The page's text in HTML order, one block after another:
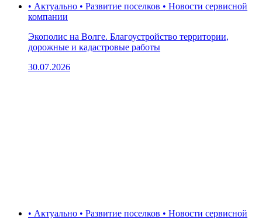
• Актуально • Развитие поселков • Новости сервисной
компании
Экополис на Волге. Благоустройство территории,
дорожные и кадастровые работы
30.07.2026
• Актуально • Развитие поселков • Новости сервисной